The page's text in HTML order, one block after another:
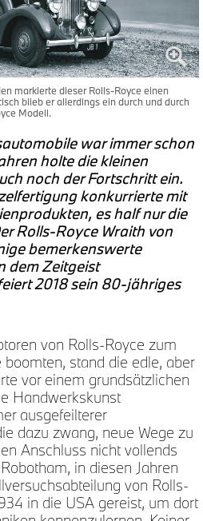
markierte dieser Rolls-Royce einen
blieb er allerdings ein durch und durch
Modell.
war immer schon
holte die kleinen
noch der Fortschritt ein.
konkurrierte mit
es half nur die
Rolls-Royce Wraith von
bemerkenswerte
dem Zeitgeist
2018 sein 80-jähriges
von Rolls-Royce zum
boomten, stand die edle, aber
vor einem grundsätzlichen
Handwerkskunst
ausgefeilterer
dazu zwang, neue Wege zu
Anschluss nicht vollends
in diesen Jahren
von Rolls-
in die USA gereist, um dort